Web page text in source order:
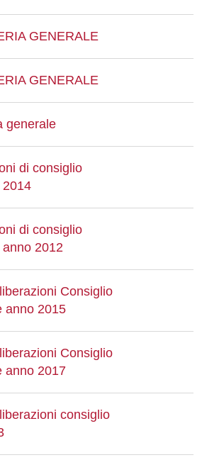
GENERALE
GENERALE
generale
di consiglio
di consiglio
2012
Consiglio
anno 2015
Consiglio
anno 2017
consiglio